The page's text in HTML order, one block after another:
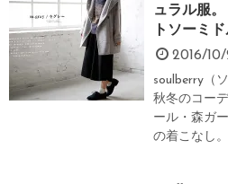
ュラル服
トソーミ
2016/10/
soulberry（
秋冬のコー
ール・森ガ
の着こなし